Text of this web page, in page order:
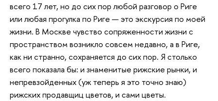
всего 17 лет, но до сих пор любой разговор о Риге
или любая прогулка по Риге — это экскурсия по моей
жизни. В Москве чувство сопряженности жизни с
пространством возникло совсем недавно, а в Риге,
как ни странно, сохраняется до сих пор. Я столько
всего показала бы: и знаменитые рижские рынки, и
непревзойденных (уж теперь я это точно знаю)
рижских продавщиц цветов, и сами цветы.